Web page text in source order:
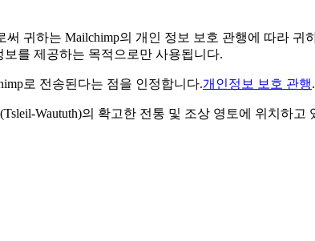
귀하는 Mailchimp의 개인 정보 보호 관행에 따라 귀
를 제공하는 목적으로만 사용됩니다.
로 전송된다는 점을 인정합니다.개인정보 보호 관행.
Waututh)의 확고한 전통 및 조상 영토에 위치하